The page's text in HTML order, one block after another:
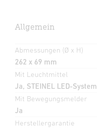
Allgemein
Abmessungen (Ø x H)
262 x 69 mm
Mit Leuchtmittel
Ja, STEINEL LED-System
Mit Bewegungsmelder
Ja
Herstellergarantie